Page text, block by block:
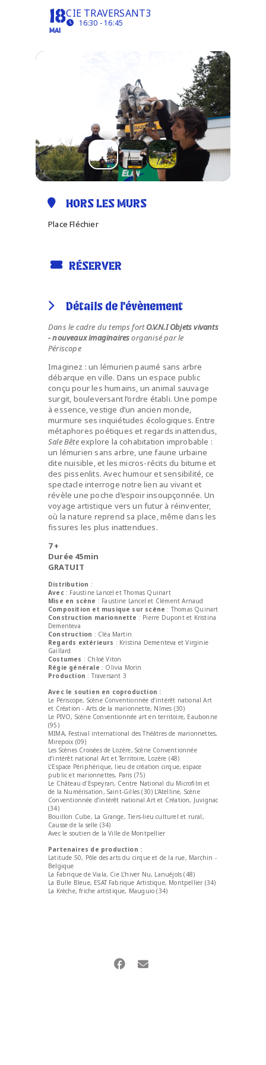
Infos pratiques
18
MAI
CIE TRAVERSANT3
16:30 - 16:45
HORS LES MURS
Place Fléchier
RÉSERVER
Détails de l'évènement
Dans le cadre du temps fort O.V.N.I Objets vivants
- nouveaux imaginairesorganisé par le
Périscope
Imaginez : un lémurien paumé sans arbre
débarque en ville. Dans un espace public
conçu pour les humains, un animal sauvage
surgit, bouleversant l’ordre établi. Une pompe
à essence, vestige d’un ancien monde,
murmure ses inquiétudes écologiques. Entre
métaphores poétiques et regards inattendus,
Sale Bêteexplore la cohabitation improbable :
un lémurien sans arbre, une faune urbaine
dite nuisible, et les micros-récits du bitume et
des pissenlits. Avec humour et sensibilité, ce
spectacle interroge notre lien au vivant et
révèle une poche d’espoir insoupçonnée. Un
voyage artistique vers un futur à réinventer,
où la nature reprend sa place, même dans les
fissures les plus inattendues.
7 +
Durée 45min
GRATUIT
Distribution :
Avec : Faustine Lancel et Thomas Quinart
Mise en scène : Faustine Lancel et Clément Arnaud
Composition et musique sur scène : Thomas Quinart
Construction marionnette : Pierre Dupont et Kristina
Dementeva
Construction : Cléa Martin
Regards extérieurs : Kristina Dementeva et Virginie
Gaillard
Costumes : Chloé Viton
Régie générale : Olivia Morin
Production : Traversant 3
Avec le soutien en coproduction :
Le Périscope, Scène Conventionnée d’intérêt national Art
et Création - Arts de la marionnette, Nîmes (30)
Le PIVO, Scène Conventionnée art en territoire, Eaubonne
(95)
MIMA, Festival international des Théâtres de marionnettes,
Mirepoix (09)
Les Scènes Croisées de Lozère, Scène Conventionnée
d’intérêt national Art et Territoire, Lozère (48)
L’Espace Périphérique, lieu de création cirque, espace
public et marionnettes, Paris (75)
Le Château d'Espeyran, Centre National du Microfilm et
de la Numérisation, Saint-Gilles (30) L’Atelline, Scène
Conventionnée d’intérêt national Art et Création, Juvignac
(34)
Bouillon Cube, La Grange, Tiers-lieu culturel et rural,
Causse de la selle (34)
Avec le soutien de la Ville de Montpellier
Partenaires de production :
Latitude 50, Pôle des arts du cirque et de la rue, Marchin -
Belgique
La Fabrique de Viala, Cie L’hiver Nu, Lanuéjols (48)
La Bulle Bleue, ESAT Fabrique Artistique, Montpellier (34)
La Krèche, friche artistique, Mauguio (34)